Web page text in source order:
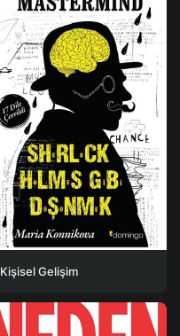
Kişisel Gelişim